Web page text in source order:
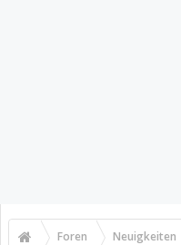
Foren Neuigkeiten